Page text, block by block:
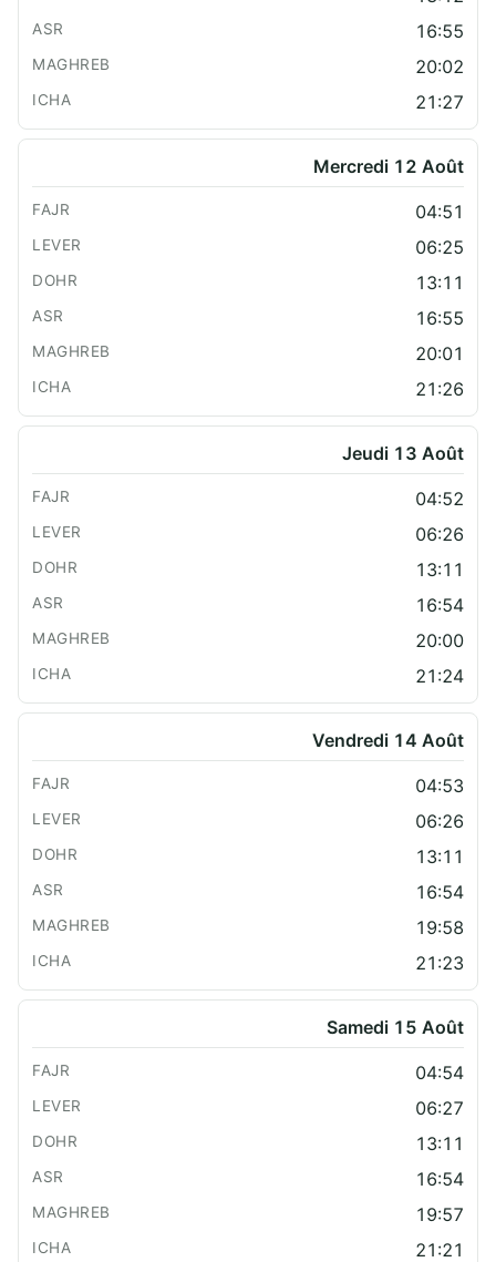
16:55
20:02
21:27
Mercredi 12 Août
04:51
06:25
13:11
16:55
20:01
21:26
Jeudi 13 Août
04:52
06:26
13:11
16:54
20:00
21:24
Vendredi 14 Août
04:53
06:26
13:11
16:54
19:58
21:23
Samedi 15 Août
04:54
06:27
13:11
16:54
19:57
21:21